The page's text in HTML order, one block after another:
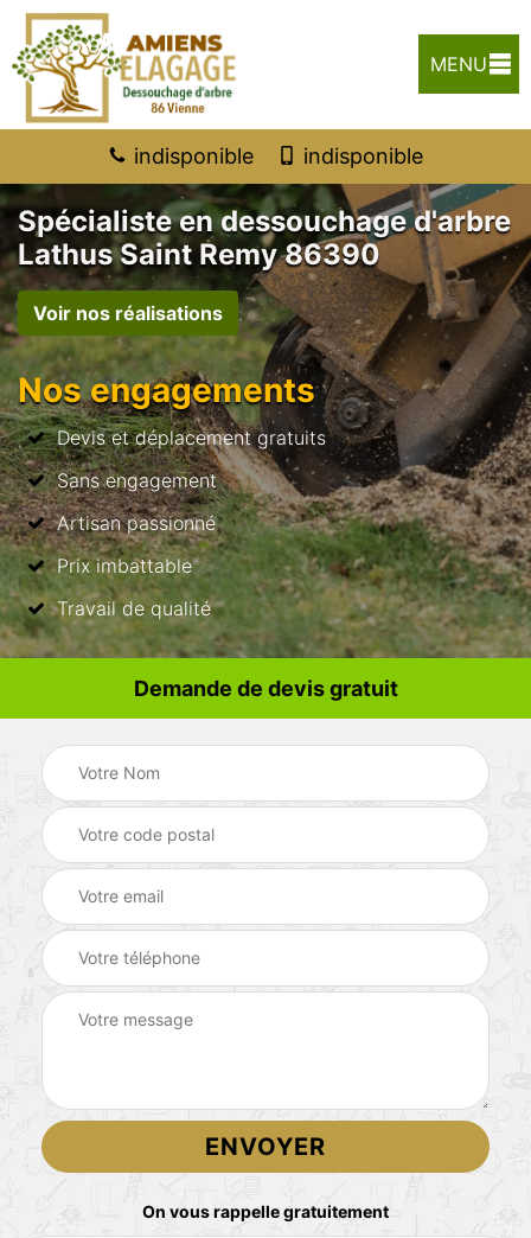
MENU
indisponible indisponible
Spécialiste en dessouchage d'arbre
Lathus Saint Remy 86390
Voir nos réalisations
Nos engagements
Devis et déplacement gratuits
Sans engagement
Artisan passionné
Prix imbattable
Travail de qualité
Demande de devis gratuit
On vous rappelle gratuitement